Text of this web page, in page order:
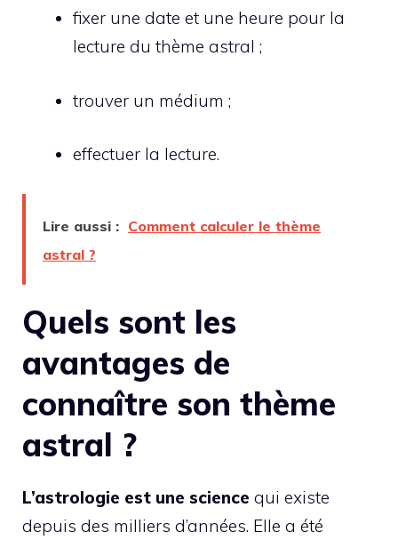
fixer une date et une heure pour la
lecture du thème astral ;
trouver un médium ;
effectuer la lecture.
Lire aussi : Comment calculer le thème
astral ?
Quels sont les
avantages de
connaître son thème
astral ?
L’astrologie est une science qui existe
depuis des milliers d’années. Elle a été